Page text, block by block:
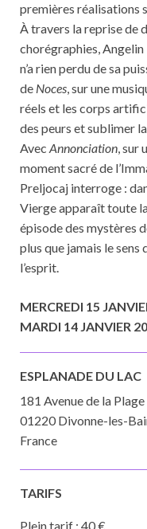
premières réalisations
À travers la reprise de
chorégraphies,
n’a rien perdu de sa
de Noces, sur une
réels et les corps
des peurs et sublimer
Avec Annonciation, sur
moment sacré de
Preljocaj interroge :
Vierge apparaît toute
épisode des mystères
plus que jamais le sens
l’esprit.
MERCREDI 15
MARDI 14 JANVIER
ESPLANADE DU LAC
181 Avenue de la Plage
01220 Divonne-les-
France
TARIFS
Plein tarif : 40 €